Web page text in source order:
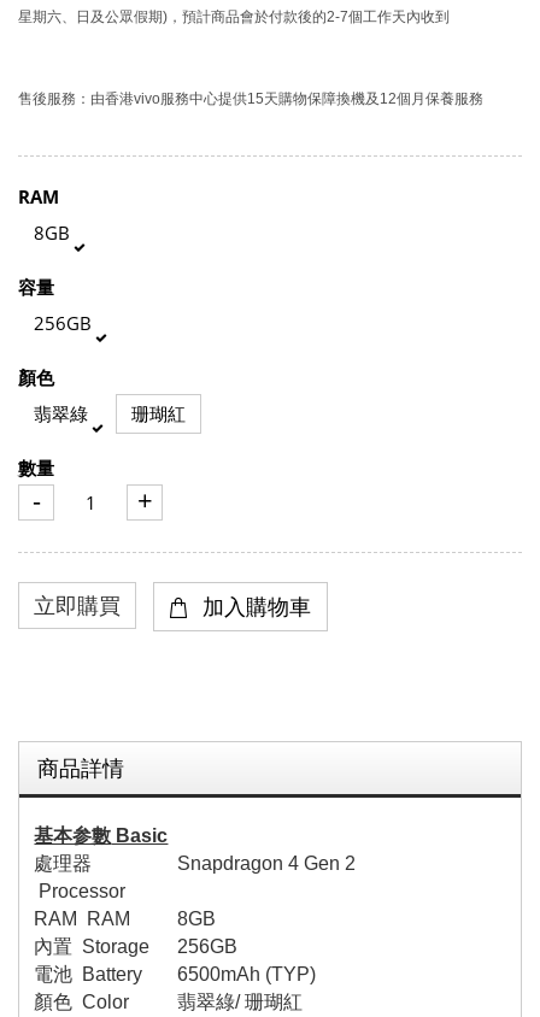
星期六、日及公眾假期)，預計商品會於付款後的2-7個工作天內收到
售後服務：由香港vivo服務中心提供15天購物保障換機及12個月保養服務
RAM
8GB
容量
256GB
顏色
翡翠綠
珊瑚紅
數量
- +
商品詳情
基本参數 Basic
處理器
Processor
Snapdragon 4 Gen 2
RAM RAM
8GB
內置 Storage
256GB
電池 Battery 6500mAh (TYP)
顏色 Color 翡翠綠/珊瑚紅